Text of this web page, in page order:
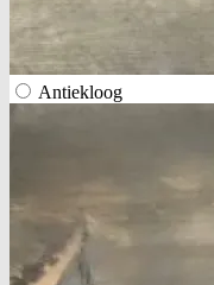
Antiekloog